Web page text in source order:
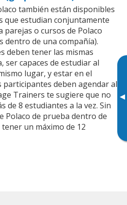
▸
también están disponibles
que estudian conjuntamente
parejas o cursos de Polaco
dentro de una compañía).
deben tener las mismas
ser capaces de estudiar al
lugar, y estar en el
participantes deben agendar al
Trainers te sugiere que no
de 8 estudiantes a la vez. Sin
Polaco de prueba dentro de
un máximo de 12